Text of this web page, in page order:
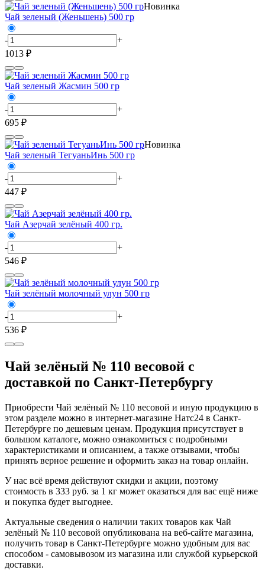
Новинка
Чай зеленый (Женьшень) 500 гр
-
+
1013 ₽
Чай зеленый Жасмин 500 гр
-
+
695 ₽
Новинка
Чай зеленый ТегуаньИнь 500 гр
-
+
447 ₽
Чай Азерчай зелёный 400 гр.
-
+
546 ₽
Чай зелёный молочный улун 500 гр
-
+
536 ₽
Чай зелёный № 110 весовой с
доставкой по Санкт-Петербургу
Приобрести Чай зелёный № 110 весовой и иную продукцию в
этом разделе можно в интернет-магазине Натс24 в Санкт-
Петербурге по дешевым ценам. Продукция присутствует в
большом каталоге, можно ознакомиться с подробными
характеристиками и описанием, а также отзывами, чтобы
принять верное решение и оформить заказ на товар онлайн.
У нас всё время действуют скидки и акции, поэтому
стоимость в 333 руб. за 1 кг может оказаться для вас ещё ниже
и покупка будет выгоднее.
Актуальные сведения о наличии таких товаров как Чай
зелёный № 110 весовой опубликована на веб-сайте магазина,
получить товар в Санкт-Петербурге можно удобным для вас
способом - самовывозом из магазина или службой курьерской
доставки.